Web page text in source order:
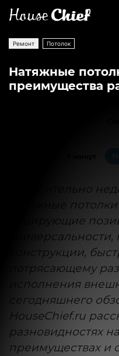
Ремонт Потолок
Натяжные
преимущества
Относительно
натяжные
лидирующие
конструкции,
потрясающему
исполнения
сегодняшнего
HouseChief.ru
разновидностях
преимуществах и